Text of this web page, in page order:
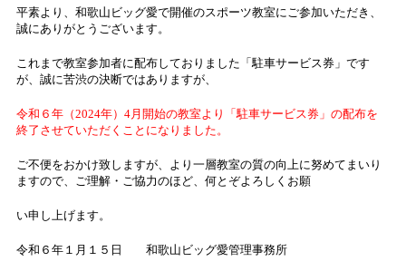
平素より、和歌山ビッグ愛で開催のスポーツ教室にご参加いただき、
誠にありがとうございます。
これまで教室参加者に配布しておりました「駐車サービス券」です
が、誠に苦渋の決断ではありますが、
令和６年（2024年）4月開始の教室より「駐車サービス券」の配布を
終了させていただくことになりました。
ご不便をおかけ致しますが、より一層教室の質の向上に努めてまいり
ますので、ご理解・ご協力のほど、何とぞよろしくお願
い申し上げます。
令和６年１月１５日 和歌山ビッグ愛管理事務所